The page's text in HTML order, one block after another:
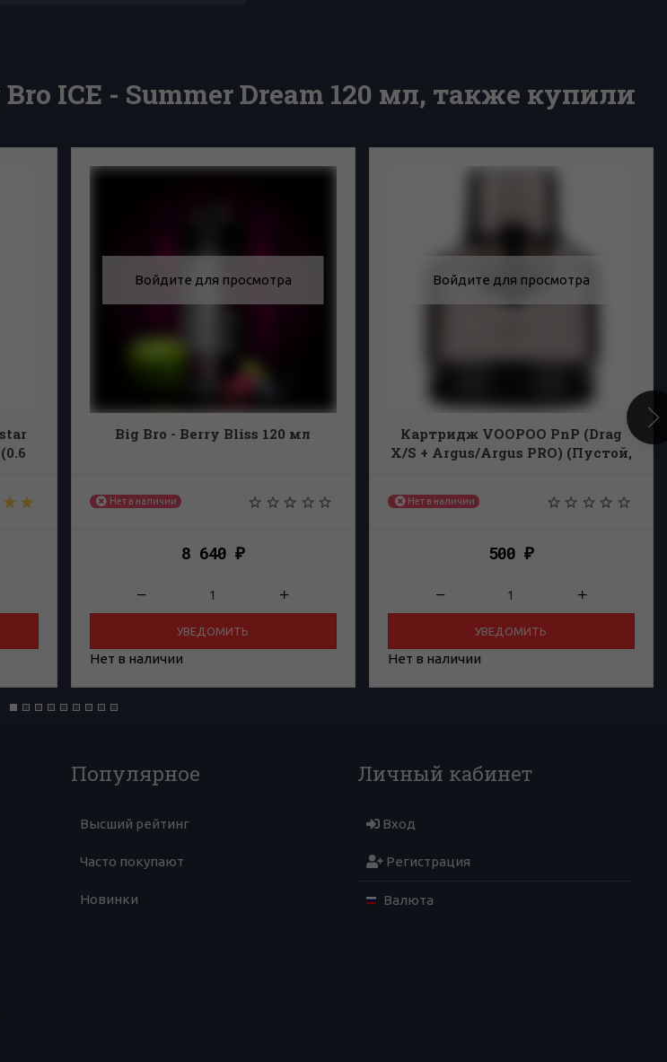
ICE - Summer Dream 120 мл, также купили
Войдите для просмотра
Big Bro - Berry Bliss 120 мл
Нет в наличии
8 640₽
УВЕДОМИТЬ
Нет в наличии
Войдите для просмотра
Картридж VOOPOO PnP (Drag
X/S + Argus/Argus PRO) (Пустой,
Нет в наличии
500₽
УВЕДОМИТЬ
Нет в наличии
Популярное
Высший рейтинг
Часто покупают
Новинки
Личный кабинет
Вход
Регистрация
Валюта